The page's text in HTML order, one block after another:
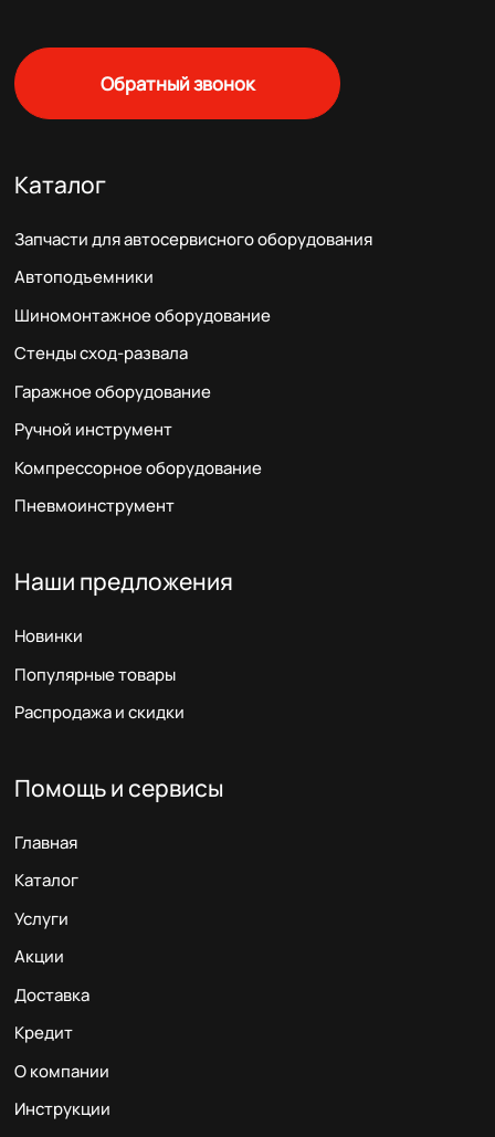
Обратный звонок
Каталог
Запчасти для автосервисного оборудования
Автоподъемники
Шиномонтажное оборудование
Стенды сход-развала
Гаражное оборудование
Ручной инструмент
Компрессорное оборудование
Пневмоинструмент
Наши предложения
Новинки
Популярные товары
Распродажа и скидки
Помощь и сервисы
Главная
Каталог
Услуги
Акции
Доставка
Кредит
О компании
Инструкции